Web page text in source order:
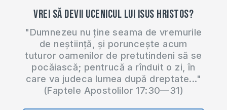
Vrei să devii ucenicul lui Isus Hristos?
"Dumnezeu nu ține seama de vremurile
de neștiință, și poruncește acum
tuturor oamenilor de pretutindeni să se
pocăiască; pentrucă a rînduit o zi, în
care va judeca lumea după dreptate..."
(Faptele Apostolilor 17:30—31)